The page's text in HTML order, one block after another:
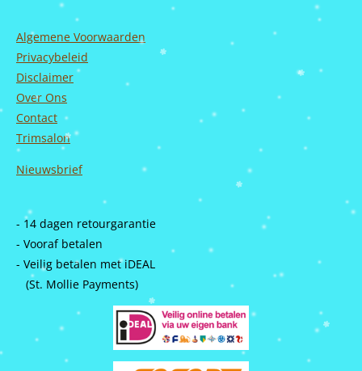
Algemene Voorwaarden
Privacybeleid
Disclaimer
Over Ons
Contact
Trimsalon
Nieuwsbrief
- 14 dagen retourgarantie
- Vooraf betalen
- Veilig betalen met iDEAL
(St. Mollie Payments)